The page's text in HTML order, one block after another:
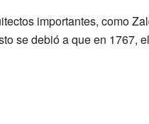
importantes, como
se debió a que en 1767,